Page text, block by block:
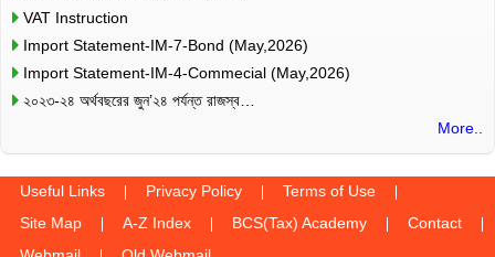
VAT Instruction
Import Statement-IM-7-Bond (May,2026)
Import Statement-IM-4-Commecial (May,2026)
২০২৩-২৪ অর্থবছরের জুন’২৪ পর্যন্ত রাজস্ব…
More..
Useful Links Privacy Policy
Terms of Use
Site Map
A-Z Index BCS(Tax) Academy
Contact